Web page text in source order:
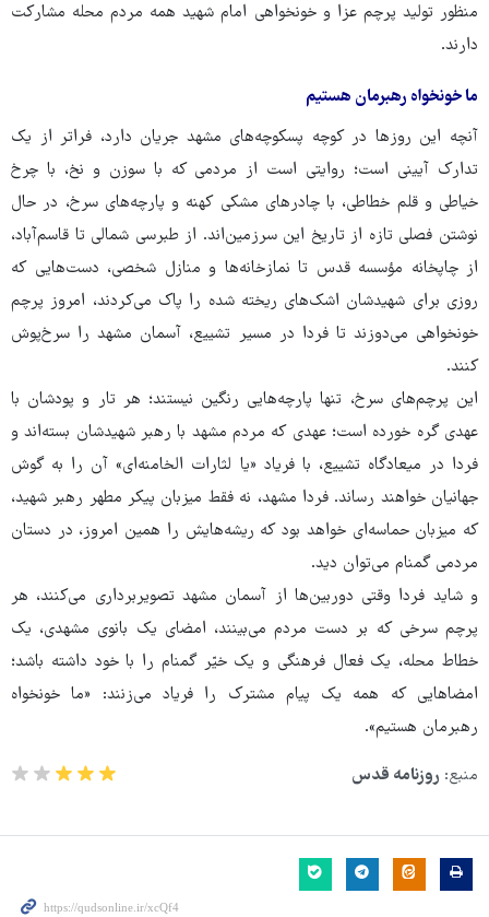
منظور تولید پرچم عزا و خونخواهی امام شهید همه مردم محله مشارکت
دارند.
ما خونخواه رهبرمان هستیم
آنچه این روزها در کوچه پسکوچه‌های مشهد جریان دارد، فراتر از یک
تدارک آیینی است؛ روایتی است از مردمی که با سوزن و نخ، با چرخ
خیاطی و قلم خطاطی، با چادرهای مشکی کهنه و پارچه‌های سرخ، در حال
نوشتن فصلی تازه از تاریخ این سرزمین‌اند. از طبرسی شمالی تا قاسم‌آباد،
از چاپخانه مؤسسه قدس تا نمازخانه‌ها و منازل شخصی، دست‌هایی که
روزی برای شهیدشان اشک‌های ریخته شده را پاک می‌کردند، امروز پرچم
خونخواهی می‌دوزند تا فردا در مسیر تشییع، آسمان مشهد را سرخ‌پوش
کنند.
این پرچم‌های سرخ، تنها پارچه‌هایی رنگین نیستند؛ هر تار و پودشان با
عهدی گره خورده است؛ عهدی که مردم مشهد با رهبر شهیدشان بسته‌اند و
فردا در میعادگاه تشییع، با فریاد «یا لثارات الخامنه‌ای» آن را به گوش
جهانیان خواهند رساند. فردا مشهد، نه فقط میزبان پیکر مطهر رهبر شهید،
که میزبان حماسه‌ای خواهد بود که ریشه‌هایش را همین امروز، در دستان
مردمی گمنام می‌توان دید.
و شاید فردا وقتی دوربین‌ها از آسمان مشهد تصویربرداری می‌کنند، هر
پرچم سرخی که بر دست مردم می‌بینند، امضای یک بانوی مشهدی، یک
خطاط محله، یک فعال فرهنگی و یک خیّر گمنام را با خود داشته باشد؛
امضاهایی که همه یک پیام مشترک را فریاد می‌زنند: «ما خونخواه
رهبرمان هستیم».
منبع: روزنامه قدس